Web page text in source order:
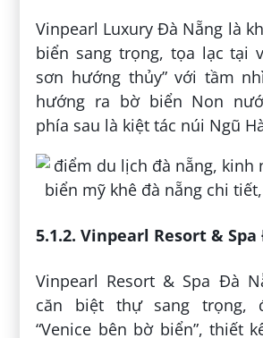
Vinpearl Luxury Đà Nẵng là
biển sang trọng, tọa lạc tại
sơn hướng thủy” với tầm
hướng ra bờ biển Non
phía sau là kiệt tác núi Ngũ
5.1.2. Vinpearl Resort &
Vinpearl Resort & Spa Đà
căn biệt thự sang trọng,
“Venice bên bờ biển”, thiết